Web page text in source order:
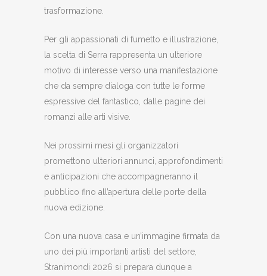
trasformazione.
Per gli appassionati di fumetto e illustrazione,
la scelta di Serra rappresenta un ulteriore
motivo di interesse verso una manifestazione
che da sempre dialoga con tutte le forme
espressive del fantastico, dalle pagine dei
romanzi alle arti visive.
Nei prossimi mesi gli organizzatori
promettono ulteriori annunci, approfondimenti
e anticipazioni che accompagneranno il
pubblico fino all’apertura delle porte della
nuova edizione.
Con una nuova casa e un’immagine firmata da
uno dei più importanti artisti del settore,
Stranimondi 2026 si prepara dunque a